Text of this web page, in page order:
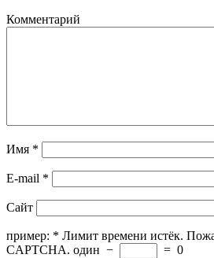
Комментарий
Имя *
E-mail *
Сайт
пример: * Лимит времени истёк.
CAPTCHA. один − = 0